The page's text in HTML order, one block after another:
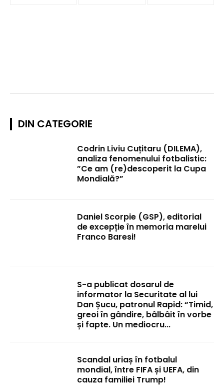
DIN CATEGORIE
Codrin Liviu Cuțitaru (DILEMA),
analiza fenomenului fotbalistic:
”Ce am (re)descoperit la Cupa
Mondială?”
Daniel Scorpie (GSP), editorial
de excepție în memoria marelui
Franco Baresi!
S-a publicat dosarul de
informator la Securitate al lui
Dan Șucu, patronul Rapid: “Timid,
greoi în gândire, bâlbâit în vorbe
și fapte. Un mediocru...
Scandal uriaș în fotbalul
mondial, între FIFA și UEFA, din
cauza familiei Trump!